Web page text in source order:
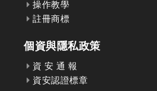
操作教學
註冊商標
個資與隱私政策
資 安 通 報
資安認證標章